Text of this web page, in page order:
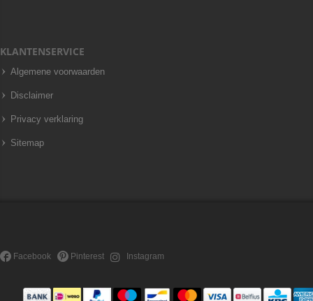
KLANTENSERVICE
Algemene voorwaarden
Disclaimer
Privacy verklaring
Sitemap
Facebook Pinterest Instagram